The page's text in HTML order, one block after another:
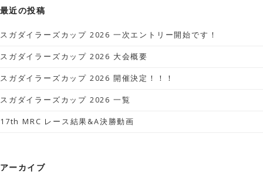
最近の投稿
スガダイラーズカップ 2026 一次エントリー開始です！
スガダイラーズカップ 2026 大会概要
スガダイラーズカップ 2026 開催決定！！！
スガダイラーズカップ 2026 一覧
17th MRC レース結果&A決勝動画
アーカイブ